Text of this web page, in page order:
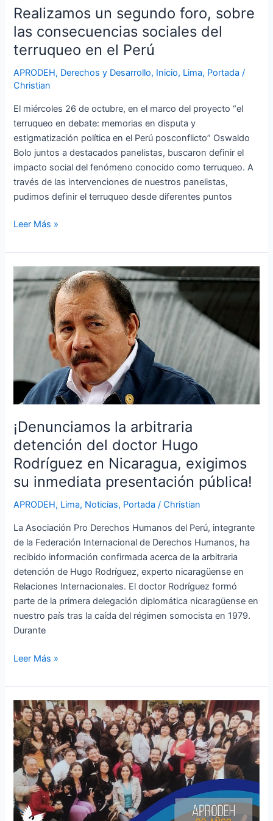
Realizamos un segundo foro, sobre
las consecuencias sociales del
terruqueo en el Perú
APRODEH, Derechos y Desarrollo, Inicio, Lima, Portada /
Christian
El miércoles 26 de octubre, en el marco del proyecto “el
terruqueo en debate: memorias en disputa y
estigmatización política en el Perú posconflicto” Oswaldo
Bolo juntos a destacados panelistas, buscaron definir el
impacto social del fenómeno conocido como terruqueo. A
través de las intervenciones de nuestros panelistas,
pudimos definir el terruqueo desde diferentes puntos
Leer Más »
¡Denunciamos la arbitraria
detención del doctor Hugo
Rodríguez en Nicaragua, exigimos
su inmediata presentación pública!
APRODEH, Lima, Noticias, Portada /Christian
La Asociación Pro Derechos Humanos del Perú, integrante
de la Federación Internacional de Derechos Humanos, ha
recibido información confirmada acerca de la arbitraria
detención de Hugo Rodríguez, experto nicaragüense en
Relaciones Internacionales. El doctor Rodríguez formó
parte de la primera delegación diplomática nicaragüense en
nuestro país tras la caída del régimen somocista en 1979.
Durante
¡Denunciamos
la
arbitraria
detención
Rodríguez
Nicaragua,
exigimos
su
inmediata
presentación
pública!
Leer Más »
Cumplimos
39
años
luchando
por
los
derechos
humanos